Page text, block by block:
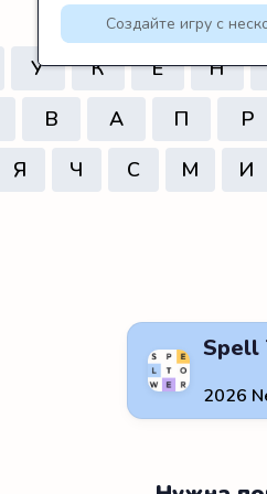
У К Е Н
В А П Р
Я Ч С М И
Создайте игру с
Spell
2026